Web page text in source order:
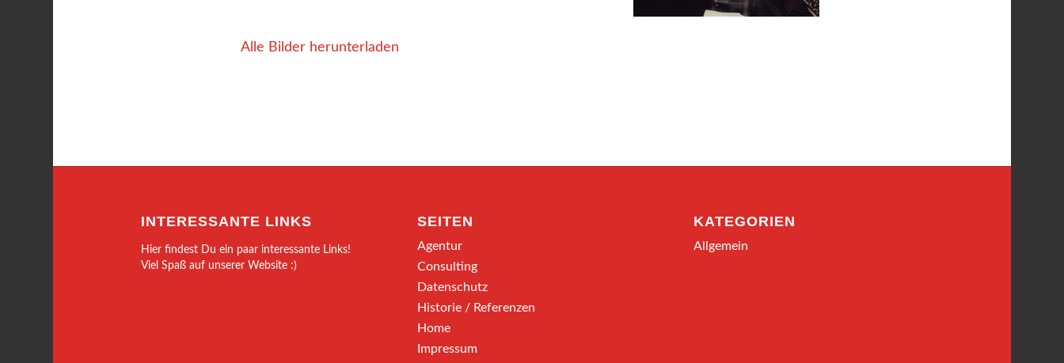
Alle Bilder herunterladen
INTERESSANTE LINKS
Hier findest Du ein paar interessante Links!
Viel Spaß auf unserer Website :)
SEITEN
Agentur
Consulting
Datenschutz
Historie / Referenzen
Home
Impressum
KATEGORIEN
Allgemein